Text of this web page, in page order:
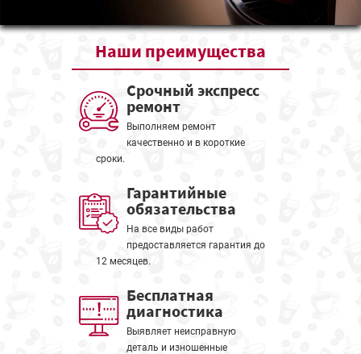
Наши преимущества
Срочный экспресс
ремонт
Выполняем ремонт
качественно и в короткие
сроки.
Гарантийные
обязательства
На все виды работ
предоставляется гарантия до
12 месяцев.
Бесплатная
диагностика
Выявляет неисправную
деталь и изношенные